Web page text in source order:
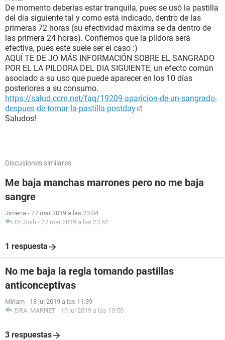
De momento deberías estar tranquila, pues se usó la pastilla
del dia siguiente tal y como está indicado, dentro de las
primeras 72 horas (su efectividad máxima se da dentro de
las primera 24 horas). Confiemos que la píldora será
efectiva, pues este suele ser el caso :)
AQUÍ TE DE JO MÁS INFORMACIÓN SOBRE EL SANGRADO
POR EL LA PILDORA DEL DIA SIGUIENTE, un efecto común
asociado a su uso que puede aparecer en los 10 días
posteriores a su consumo.
https://salud.ccm.net/faq/19209-aparicion-de-un-sangrado-
despues-de-tomar-la-pastilla-postday
Saludos!
Discusiones similares
Me baja manchas marrones pero no me baja
sangre
Jimena - 27 mar 2019 a las 23:04
Dr.Josh - 27 mar 2019 a las 23:51
1 respuesta
No me baja la regla tomando pastillas
anticonceptivas
Miriam - 18 jul 2019 a las 11:39
DRA. MARNET - 19 jul 2019 a las 10:50
3 respuestas